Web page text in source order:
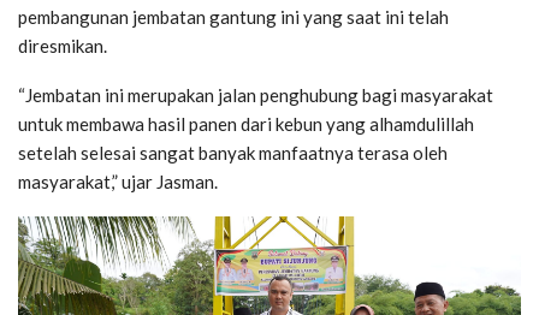
pembangunan jembatan gantung ini yang saat ini telah
diresmikan.
“Jembatan ini merupakan jalan penghubung bagi masyarakat
untuk membawa hasil panen dari kebun yang alhamdulillah
setelah selesai sangat banyak manfaatnya terasa oleh
masyarakat,” ujar Jasman.